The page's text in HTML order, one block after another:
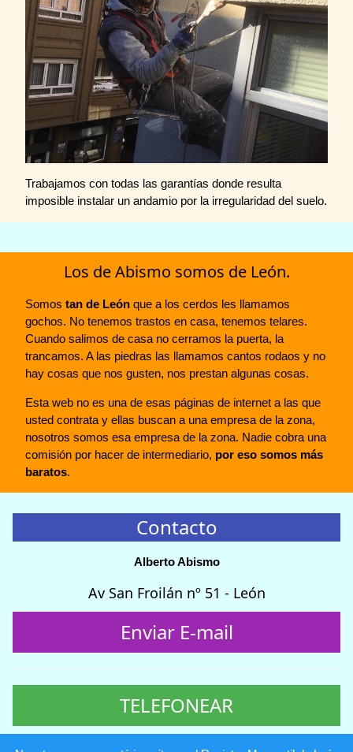
Trabajamos con todas las garantías donde resulta
imposible instalar un andamio por la irregularidad del suelo.
Los de Abismo somos de León.
Somos tan de León que a los cerdos les llamamos
gochos. No tenemos trastos en casa, tenemos telares.
Cuando salimos de casa no cerramos la puerta, la
trancamos. A las piedras las llamamos cantos rodaos y no
hay cosas que nos gusten, nos prestan algunas cosas.
Esta web no es una de esas páginas de internet a las que
usted contrata y ellas buscan a una empresa de la zona,
nosotros somos esa empresa de la zona. Nadie cobra una
comisión por hacer de intermediario, por eso somos más
baratos.
Contacto
Alberto Abismo
Av San Froilán nº 51 - León
Enviar E-mail
TELEFONEAR